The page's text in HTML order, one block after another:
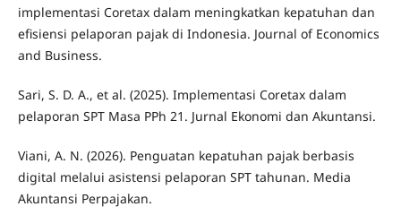
implementasi Coretax dalam meningkatkan kepatuhan dan
efisiensi pelaporan pajak di Indonesia. Journal of Economics
and Business.
Sari, S. D. A., et al. (2025). Implementasi Coretax dalam
pelaporan SPT Masa PPh 21. Jurnal Ekonomi dan Akuntansi.
Viani, A. N. (2026). Penguatan kepatuhan pajak berbasis
digital melalui asistensi pelaporan SPT tahunan. Media
Akuntansi Perpajakan.